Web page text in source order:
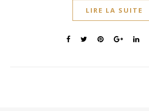
LIRE LA SUITE